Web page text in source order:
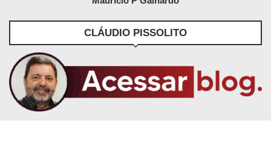
CLÁUDIO PISSOLITO